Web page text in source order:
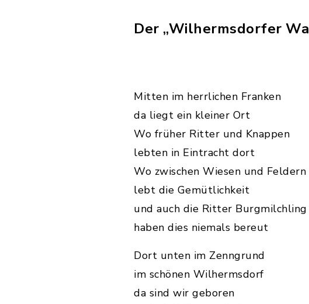
Der „Wilhermsdorfer
Mitten im herrlichen Franken
da liegt ein kleiner Ort
Wo früher Ritter und Knappen
lebten in Eintracht dort
Wo zwischen Wiesen und Feldern
lebt die Gemütlichkeit
und auch die Ritter Burgmilchling
haben dies niemals bereut
Dort unten im Zenngrund
im schönen Wilhermsdorf
da sind wir geboren